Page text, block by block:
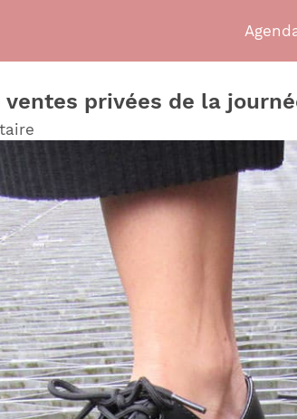
privées de la